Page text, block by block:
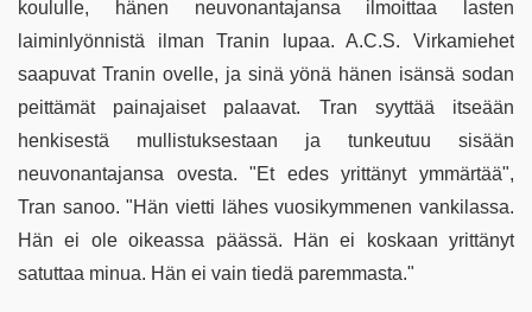
koululle, hänen neuvonantajansa ilmoittaa lasten
laiminlyönnistä ilman Tranin lupaa. A.C.S. Virkamiehet
saapuvat Tranin ovelle, ja sinä yönä hänen isänsä sodan
peittämät painajaiset palaavat. Tran syyttää itseään
henkisestä mullistuksestaan ​​ja tunkeutuu sisään
neuvonantajansa ovesta. "Et edes yrittänyt ymmärtää",
Tran sanoo. "Hän vietti lähes vuosikymmenen vankilassa.
Hän ei ole oikeassa päässä. Hän ei koskaan yrittänyt
satuttaa minua. Hän ei vain tiedä paremmasta."